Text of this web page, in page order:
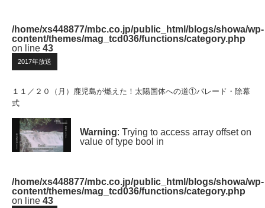
/home/xs448877/mbc.co.jp/public_html/blogs/showa/wp-
content/themes/mag_tcd036/functions/category.php
on line 43
2017年放送
１１／２０（月）鹿児島が燃えた！太陽国体への道①パレード・除幕
式
Warning: Trying to access array offset on
value of type bool in
/home/xs448877/mbc.co.jp/public_html/blogs/showa/wp-
content/themes/mag_tcd036/functions/category.php
on line 43